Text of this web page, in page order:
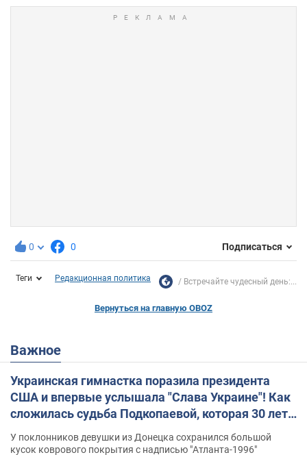
0 0 Подписаться
Теги Редакционная политика Встречайте чудесный день:...
Вернуться на главную OBOZ
Важное
Украинская гимнастка поразила президента
США и впервые услышала "Слава Украине"! Как
сложилась судьба Подкопаевой, которая 30 лет
У поклонников девушки из Донецка сохранился большой
кусок коврового покрытия с надписью "Атланта-1996"